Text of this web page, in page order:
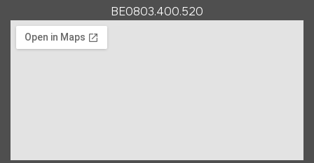
BE0803.400.520